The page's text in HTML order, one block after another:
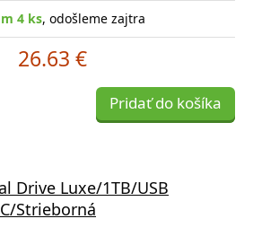
4 ks, odošleme zajtra
26.63 €
Pridať do košíka
Drive Luxe/1TB/USB
Strieborná